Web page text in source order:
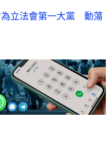
立法會第一大黨 動蕩